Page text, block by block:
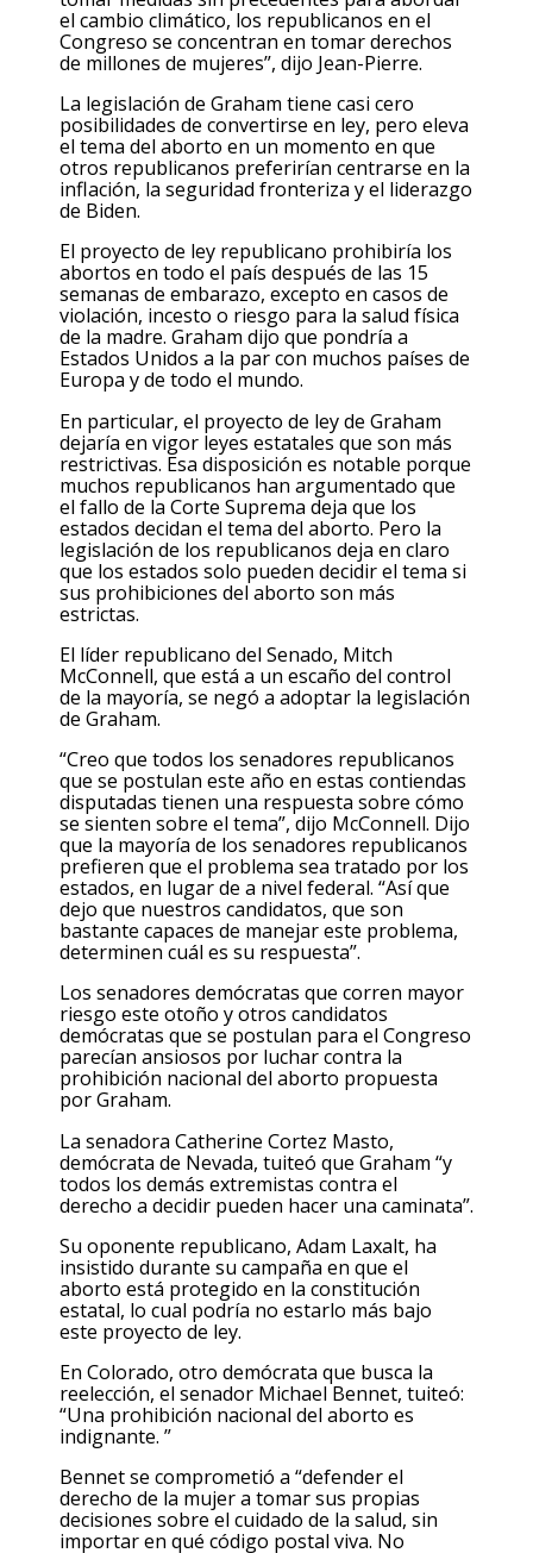
el cambio climático, los republicanos en el
Congreso se concentran en tomar derechos
de millones de mujeres”, dijo Jean-Pierre.
La legislación de Graham tiene casi cero
posibilidades de convertirse en ley, pero eleva
el tema del aborto en un momento en que
otros republicanos preferirían centrarse en la
inflación, la seguridad fronteriza y el liderazgo
de Biden.
El proyecto de ley republicano prohibiría los
abortos en todo el país después de las 15
semanas de embarazo, excepto en casos de
violación, incesto o riesgo para la salud física
de la madre. Graham dijo que pondría a
Estados Unidos a la par con muchos países de
Europa y de todo el mundo.
En particular, el proyecto de ley de Graham
dejaría en vigor leyes estatales que son más
restrictivas. Esa disposición es notable porque
muchos republicanos han argumentado que
el fallo de la Corte Suprema deja que los
estados decidan el tema del aborto. Pero la
legislación de los republicanos deja en claro
que los estados solo pueden decidir el tema si
sus prohibiciones del aborto son más
estrictas.
El líder republicano del Senado, Mitch
McConnell, que está a un escaño del control
de la mayoría, se negó a adoptar la legislación
de Graham.
“Creo que todos los senadores republicanos
que se postulan este año en estas contiendas
disputadas tienen una respuesta sobre cómo
se sienten sobre el tema”, dijo McConnell. Dijo
que la mayoría de los senadores republicanos
prefieren que el problema sea tratado por los
estados, en lugar de a nivel federal. “Así que
dejo que nuestros candidatos, que son
bastante capaces de manejar este problema,
determinen cuál es su respuesta”.
Los senadores demócratas que corren mayor
riesgo este otoño y otros candidatos
demócratas que se postulan para el Congreso
parecían ansiosos por luchar contra la
prohibición nacional del aborto propuesta
por Graham.
La senadora Catherine Cortez Masto,
demócrata de Nevada, tuiteó que Graham “y
todos los demás extremistas contra el
derecho a decidir pueden hacer una caminata”.
Su oponente republicano, Adam Laxalt, ha
insistido durante su campaña en que el
aborto está protegido en la constitución
estatal, lo cual podría no estarlo más bajo
este proyecto de ley.
En Colorado, otro demócrata que busca la
reelección, el senador Michael Bennet, tuiteó:
“Una prohibición nacional del aborto es
indignante. ”
Bennet se comprometió a “defender el
derecho de la mujer a tomar sus propias
decisiones sobre el cuidado de la salud, sin
importar en qué código postal viva. No